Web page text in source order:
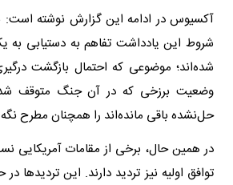
آکسیوس در ادامه این گزارش نوشته است:
شروط این یادداشت تفاهم به دستیابی به
شده‌اند؛ موضوعی که احتمال بازگشت
وضعیت برزخی که در آن جنگ متوقف
حل‌نشده باقی مانده‌اند را همچنان مطرح
در همین حال، برخی از مقامات
توافق اولیه نیز تردید دارند. این